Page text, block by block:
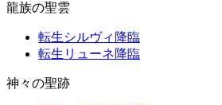
龍族の聖雲
転生シルヴィ降臨
転生リューネ降臨
神々の聖跡